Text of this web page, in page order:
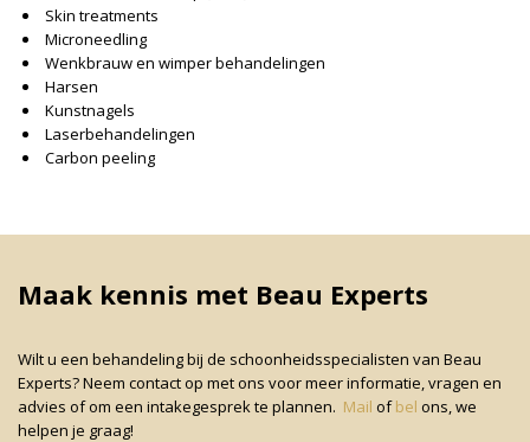
Skin treatments
Microneedling
Wenkbrauw en wimper behandelingen
Harsen
Kunstnagels
Laserbehandelingen
Carbon peeling
Maak kennis met Beau Experts
Wilt u een behandeling bij de schoonheidsspecialisten van Beau
Experts? Neem contact op met ons voor meer informatie, vragen en
advies of om een intakegesprek te plannen. Mail ofbel ons, we
helpen je graag!